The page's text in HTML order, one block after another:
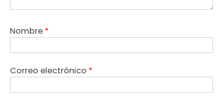
Nombre *
Correo electrónico *